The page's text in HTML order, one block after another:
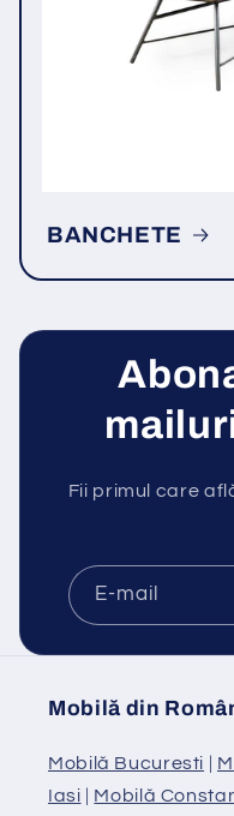
BANCHETE
Fii primul care
E-mail
Mobilă din
Mobilă Bucuresti |
Iasi | Mobilă